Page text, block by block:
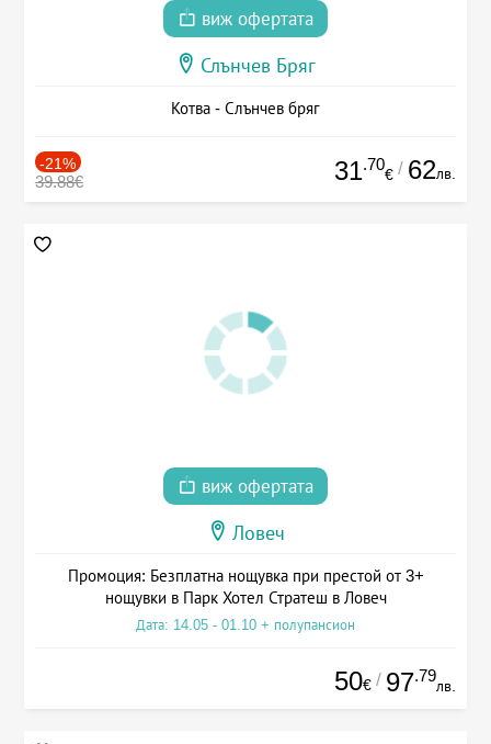
виж офертата
Слънчев Бряг
Котва - Слънчев бряг
-21%
39.88€ 31.70
€ / 62лв.
виж офертата
Ловеч
Промоция: Безплатна нощувка при престой от 3+
нощувки в Парк Хотел Стратеш в Ловеч
Дата: 14.05 - 01.10 + полупансион
50€ / 97.79
лв.